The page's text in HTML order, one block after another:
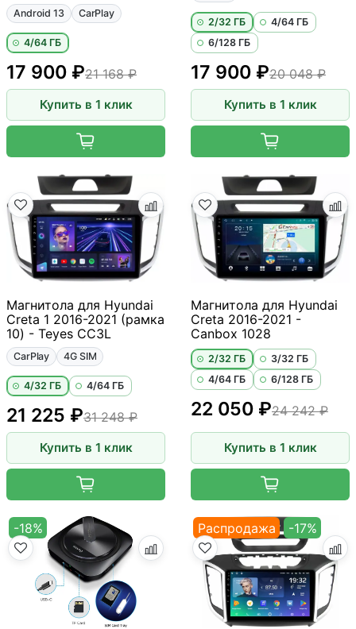
Android 13 CarPlay
4/64 ГБ
21 168 ₽
17 900 ₽
Купить в 1 клик
2/32 ГБ
4/64 ГБ
6/128 ГБ
17 900 ₽20 048 ₽
Купить в 1 клик
Магнитола для Hyundai
Creta 1 2016-2021 (рамка
10) - Teyes CC3L
CarPlay 4G SIM
4/32 ГБ 4/64 ГБ
21 225 ₽31 248 ₽
Купить в 1 клик
Магнитола для Hyundai
Creta 2016-2021 -
Canbox 1028
2/32 ГБ
3/32 ГБ
4/64 ГБ
6/128 ГБ
22 050 ₽24 242 ₽
Купить в 1 клик
-18% Распродажа -17%